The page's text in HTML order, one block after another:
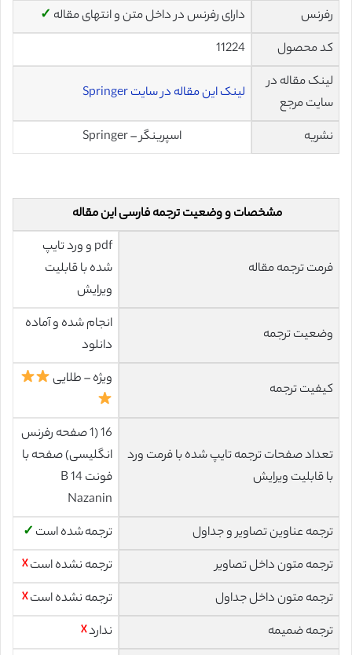
رفرنس
دارای رفرنس در داخل متن و انتهای مقاله ✓
کد محصول
11224
لینک مقاله در
سایت مرجع
لینک این مقاله در سایت Springer
نشریه اسپرینگر – Springer
مشخصات و وضعیت ترجمه فارسی این مقاله
فرمت ترجمه مقاله
pdf و ورد تایپ
شده با قابلیت
ویرایش
وضعیت ترجمه
انجام شده و آماده
دانلود
کیفیت ترجمه
ویژه – طلایی
تعداد صفحات ترجمه تایپ شده با فرمت ورد
با قابلیت ویرایش
16 (1 صفحه رفرنس
انگلیسی) صفحه با
فونت 14 B
Nazanin
ترجمه عناوین تصاویر و جداول
ترجمه شده است ✓
ترجمه متون داخل تصاویر
ترجمه نشده است☓
ترجمه متون داخل جداول
ترجمه نشده است☓
ترجمه ضمیمه
ندارد☓